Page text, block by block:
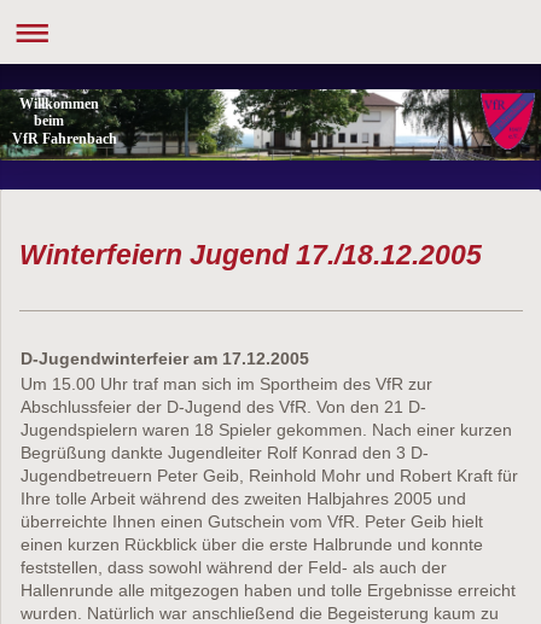
Willkommen
beim
VfR Fahrenbach
Winterfeiern Jugend 17./18.12.2005
D-Jugendwinterfeier am 17.12.2005
Um 15.00 Uhr traf man sich im Sportheim des VfR zur
Abschlussfeier der D-Jugend des VfR. Von den 21 D-
Jugendspielern waren 18 Spieler gekommen. Nach einer kurzen
Begrüßung dankte Jugendleiter Rolf Konrad den 3 D-
Jugendbetreuern Peter Geib, Reinhold Mohr und Robert Kraft für
Ihre tolle Arbeit während des zweiten Halbjahres 2005 und
überreichte Ihnen einen Gutschein vom VfR. Peter Geib hielt
einen kurzen Rückblick über die erste Halbrunde und konnte
feststellen, dass sowohl während der Feld- als auch der
Hallenrunde alle mitgezogen haben und tolle Ergebnisse erreicht
wurden. Natürlich war anschließend die Begeisterung kaum zu